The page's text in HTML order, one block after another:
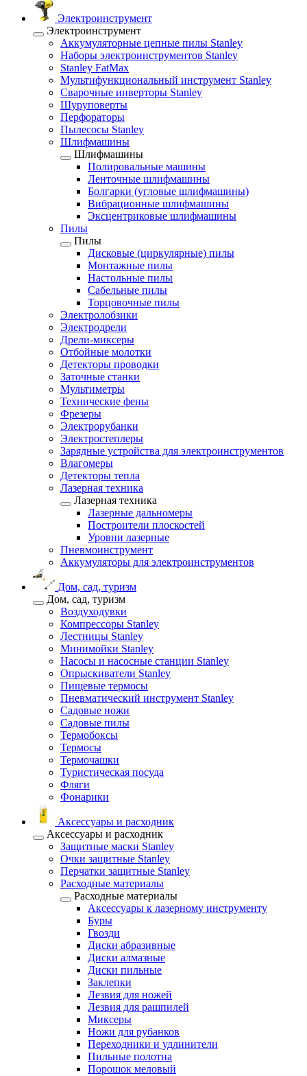
Электроинструмент
Электроинструмент
Аккумуляторные цепные пилы Stanley
Наборы электроинструментов Stanley
Stanley FatMax
Мультифункциональный инструмент Stanley
Сварочные инверторы Stanley
Шуруповерты
Перфораторы
Пылесосы Stanley
Шлифмашины
Шлифмашины
Полировальные машины
Ленточные шлифмашины
Болгарки (угловые шлифмашины)
Вибрационные шлифмашины
Эксцентриковые шлифмашины
Пилы
Пилы
Дисковые (циркулярные) пилы
Монтажные пилы
Настольные пилы
Сабельные пилы
Торцовочные пилы
Электролобзики
Электродрели
Дрели-миксеры
Отбойные молотки
Детекторы проводки
Заточные станки
Мультиметры
Технические фены
Фрезеры
Электрорубанки
Электростеплеры
Зарядные устройства для электроинструментов
Влагомеры
Детекторы тепла
Лазерная техника
Лазерная техника
Лазерные дальномеры
Построители плоскостей
Уровни лазерные
Пневмоинструмент
Аккумуляторы для электроинструментов
Дом, сад, туризм
Дом, сад, туризм
Воздуходувки
Компрессоры Stanley
Лестницы Stanley
Минимойки Stanley
Насосы и насосные станции Stanley
Опрыскиватели Stanley
Пищевые термосы
Пневматический инструмент Stanley
Садовые ножи
Садовые пилы
Термобоксы
Термосы
Термочашки
Туристическая посуда
Фляги
Фонарики
Аксессуары и расходник
Аксессуары и расходник
Защитные маски Stanley
Очки защитные Stanley
Перчатки защитные Stanley
Расходные материалы
Расходные материалы
Аксессуары к лазерному инструменту
Буры
Гвозди
Диски абразивные
Диски алмазные
Диски пильные
Заклепки
Лезвия для ножей
Лезвия для рашпилей
Миксеры
Ножи для рубанков
Переходники и удлинители
Пильные полотна
Порошок меловый